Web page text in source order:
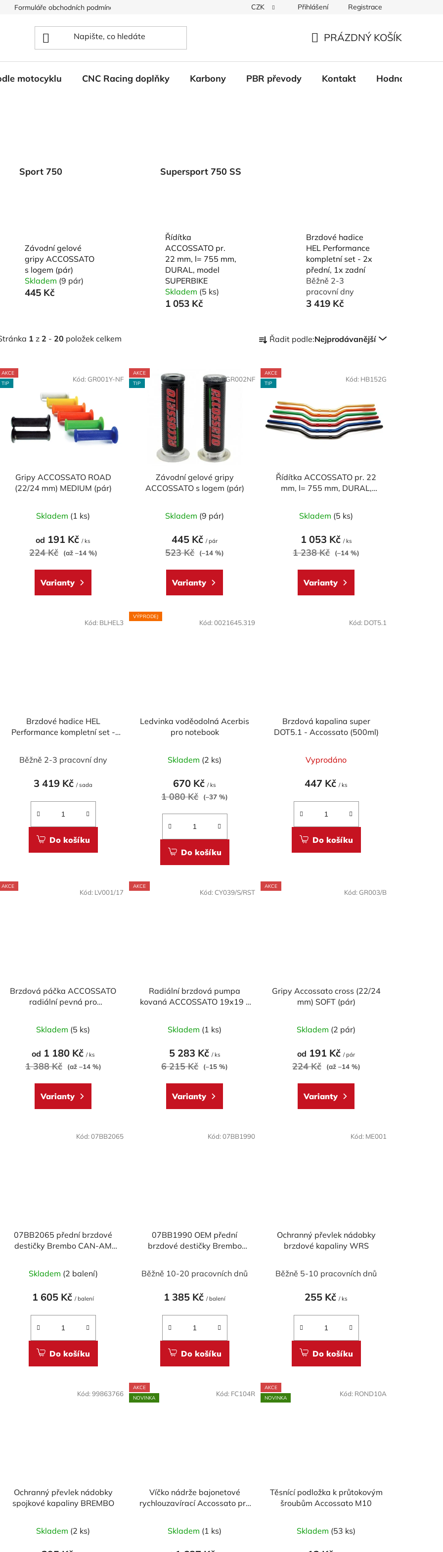
Formuláře obchodních podmínek Věrnostní systém Moje objednávka
CZK Přihlášení Registrace
KOŠÍK
PRÁZDNÝ KOŠÍK
motocyklu CNC Racing doplňky Karbony PBR převody Kontakt Hodnocení
Sport 750 Supersport 750 SS
Závodní gelové
gripy ACCOSSATO
s logem (pár)
Skladem (9 pár)
445 Kč
Řídítka
ACCOSSATO pr.
22 mm, l= 755 mm,
DURAL, model
SUPERBIKE
Skladem (5 ks)
1 053 Kč
Brzdové hadice
HEL Performance
kompletní set - 2x
přední, 1x zadní
Běžně 2-3
pracovní dny
3 419 Kč
1 z 2 - 20 položek celkem
a
e
n
Řadit podle:Nejprodávanější
AKCE
TIP
Gripy ACCOSSATO ROAD
(22/24 mm) MEDIUM (pár)
hodnocení
produktu
5
Skladem (1 ks)
od 191 Kč/ ks
224 Kč (až –14 %)
Varianty
Kód: GR001Y-NF
AKCE
TIP
Závodní gelové gripy
ACCOSSATO s logem (pár)
hodnocení
produktu
5
Skladem (9 pár)
445 Kč/ pár
523 Kč (–14 %)
Varianty
Kód:GR002NF
AKCE
TIP
Řídítka ACCOSSATO pr. 22
mm, l= 755 mm, DURAL,
hodnocení
produktu
je
5
Skladem (5 ks)
1 053 Kč / ks
1 238 Kč (–14 %)
Varianty
Kód: HB152G
Brzdové hadice HEL
Performance kompletní set -
hodnocení
produktu
5,0
z
hvězdiček.
Běžně 2-3 pracovní dny
3 419 Kč/ sada
Do košíku
Kód: BLHEL3
VÝPRODEJ
Ledvinka voděodolná Acerbis
pro notebook
Skladem (2 ks)
670 Kč/ ks
1 080 Kč (–37 %)
Do košíku
Kód:0021645.319
Brzdová kapalina super
DOT5.1 - Accossato (500ml)
Vyprodáno
447 Kč/ ks
Do košíku
Kód: DOT5.1
AKCE
Brzdová páčka ACCOSSATO
radiální pevná pro
Skladem (5 ks)
od 1 180 Kč / ks
1 388 Kč (až –14 %)
Varianty
Kód: LV001/17
AKCE
Radiální brzdová pumpa
kovaná ACCOSSATO 19x19 s
hodnocení
produktu
je
5
Skladem (1 ks)
5 283 Kč / ks
6 215 Kč (–15 %)
Varianty
Kód: CY039/S/RST
AKCE
Gripy Accossato cross (22/24
mm) SOFT (pár)
hodnocení
produktu
5
Skladem (2 pár)
od 191 Kč/ pár
224 Kč (až –14 %)
Varianty
Kód: GR003/B
07BB2065 přední brzdové
destičky Brembo CAN-AM
Skladem (2 balení)
1 605 Kč/ balení
Do košíku
Kód: 07BB2065
07BB1990 OEM přední
brzdové destičky Brembo
Běžně 10-20 pracovních dnů
1 385 Kč/ balení
Do košíku
Kód: 07BB1990
Ochranný převlek nádobky
brzdové kapaliny WRS
Běžně 5-10 pracovních dnů
255 Kč/ ks
Do košíku
Kód: ME001
Ochranný převlek nádobky
spojkové kapaliny BREMBO
Skladem (2 ks)
Kód: 99863766
AKCE
NOVINKA
Víčko nádrže bajonetové
rychlouzavírací Accossato pro
ST
Skladem (1 ks)
Kód: FC104R
AKCE
NOVINKA
Těsnící podložka k průtokovým
šroubům Accossato M10
Skladem (53 ks)
Kód: ROND10A